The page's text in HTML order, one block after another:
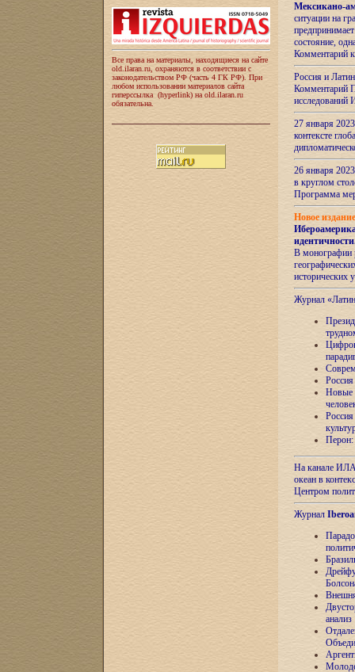
Все права на материалы, находящиеся на сайте
old.ilaran.ru, охраняются в соответствии с
законодательством РФ (часть 4 ГК РФ). При
любом использовании материалов сайта
гиперссылка (hyperlink) на old.ilaran.ru
обязательна.
Мексикано-
ситуации на
состояние,
Комментарий
Россия и
Комментарий
27 января
контексте
26 января
в круглом
Программа
Новое
идентичности
В монографии
исторических
Журнал
Новые
Перон:
На канале
океан в
Центром
Журнал
анализ